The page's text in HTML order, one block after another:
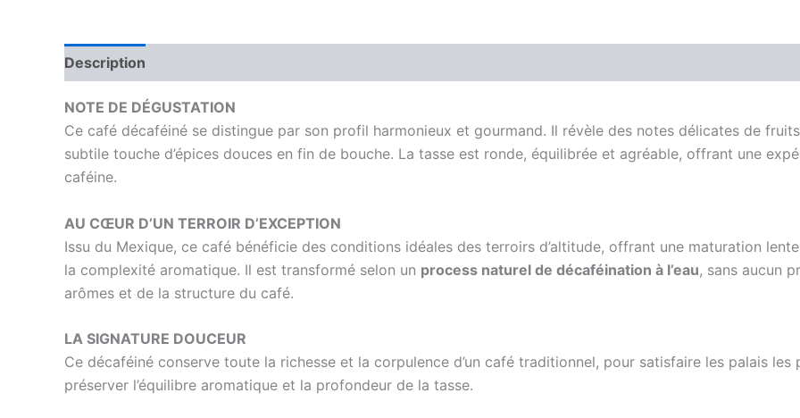
Description
NOTE DE DÉGUSTATION
Ce café décaféiné se distingue par son profil harmonieux et gourmand. Il révèle des notes délicates de
subtile touche d’épices douces en fin de bouche. La tasse est ronde, équilibrée et agréable, offrant une
caféine.
AU CŒUR D’UN TERROIR D’EXCEPTION
Issu du Mexique, ce café bénéficie des conditions idéales des terroirs d’altitude, offrant une maturation
la complexité aromatique. Il est transformé selon un process naturel de décaféination à l’eau, sans aucun
arômes et de la structure du café.
LA SIGNATURE DOUCEUR
Ce décaféiné conserve toute la richesse et la corpulence d’un café traditionnel, pour satisfaire les palais
préserver l’équilibre aromatique et la profondeur de la tasse.